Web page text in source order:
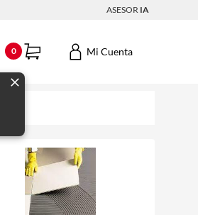
ASESOR IA
0 Mi Cuenta